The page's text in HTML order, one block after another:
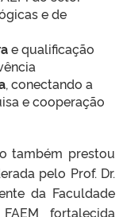
e de
e qualificação
, conectando a
e cooperação
também prestou
pelo Prof. Dr.
da Faculdade
fortalecida